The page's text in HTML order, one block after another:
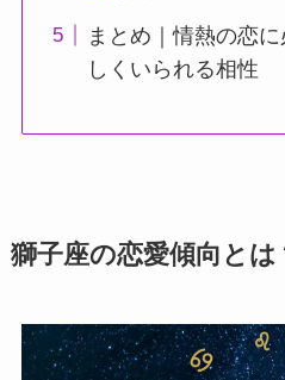
まとめ｜情熱の恋
しくいられる相性
獅子座の恋愛傾向とは